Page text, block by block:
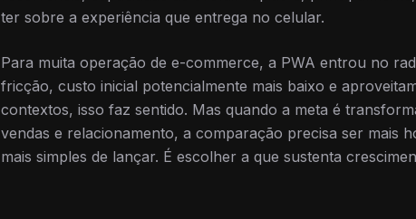
ter sobre a experiência que entrega no celular.
Para muita operação de e-commerce, a PWA entrou no
fricção, custo inicial potencialmente mais baixo e
contextos, isso faz sentido. Mas quando a meta é
vendas e relacionamento, a comparação precisa ser mais
mais simples de lançar. É escolher a que sustenta